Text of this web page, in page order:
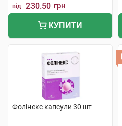
від 230.50 грн
КУПИТИ
Фолінекс капсули 30 шт